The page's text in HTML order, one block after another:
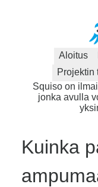
Aloitus
Projektin
Squiso on
jonka avulla
Kuinka